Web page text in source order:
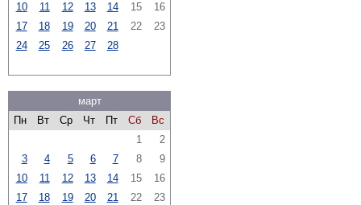
10
11 12 13 14 15
16
17
18 19 20 21 22
23
24
25 26 27 28
март
Пн
Вт Ср Чт Пт Сб
Вс
1
2
3
4 5 6 7 8
9
10
11 12 13 14 15
16
17
18 19 20 21 22
23